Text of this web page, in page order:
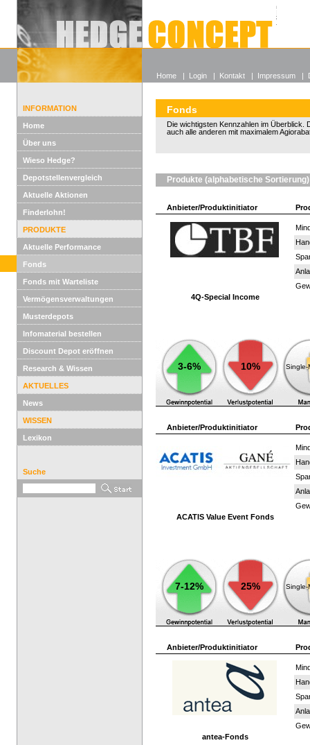
Alle
Wieso
INFORMATION
Home
Über uns
Wieso Hedge?
Depotstellenvergleich
Aktuelle Aktionen
Finderlohn!
PRODUKTE
Aktuelle Performance
Fonds
Fonds mit Warteliste
Vermögensverwaltungen
Musterdepots
Infomaterial bestellen
Discount Depot eröffnen
Research & Wissen
AKTUELLES
News
WISSEN
Lexikon
Suche
Fonds
Die wichtigsten Kennzahlen im Überblick.
auch alle anderen mit maximalem
Produkte (alphabetische Sortierung)
Anbieter/Produktinitiator
4Q-Special Income
3-6% 10% Single-
Anbieter/Produktinitiator
ACATIS Value Event Fonds
7-12% 25% Single-
Anbieter/Produktinitiator
antea-Fonds
Home | Login | Kontakt | Impressum |